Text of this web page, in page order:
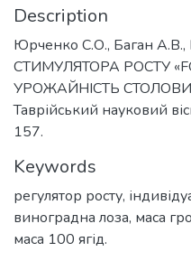
Description
Юрченко С.О., Баган
СТИМУЛЯТОРА РОСТУ
УРОЖАЙНІСТЬ
Таврійський науковий
157.
Keywords
регулятор росту,
виноградна лоза, маса
маса 100 ягід.